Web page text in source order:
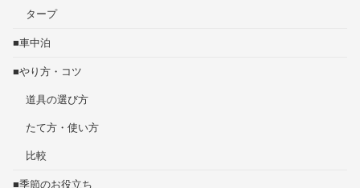
タープ
■車中泊
■やり方・コツ
道具の選び方
たて方・使い方
比較
■季節のお役立ち